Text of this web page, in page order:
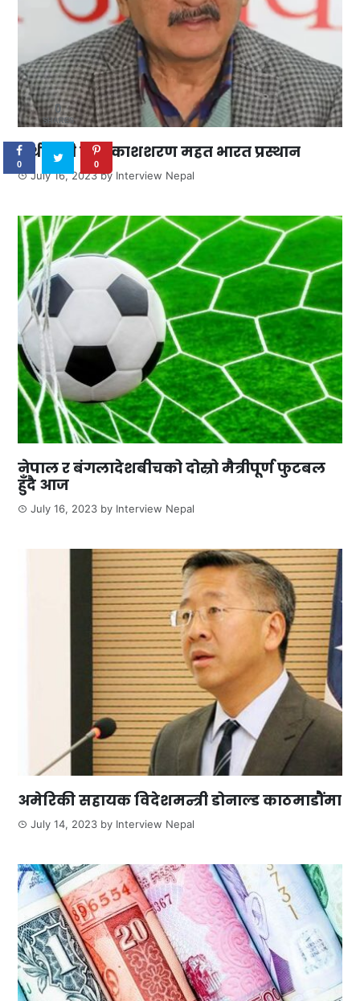
अर्थमन्त्री डा. प्रकाशशरण महत भारत प्रस्थान
July 16, 2023by Interview Nepal
नेपाल र बंगलादेशबीचको दोस्रो मैत्रीपूर्ण फुटबल
हुँदै आज
July 16, 2023 by Interview Nepal
अमेरिकी सहायक विदेशमन्त्री डोनाल्ड काठमाडौंमा
July 14, 2023 by Interview Nepal
0
SHARES
0 0